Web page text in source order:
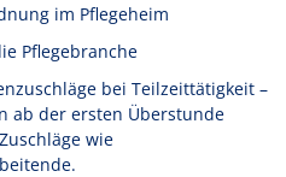
im Pflegeheim
Pflegebranche
bei Teilzeittätigkeit –
ab der ersten Überstunde
wie